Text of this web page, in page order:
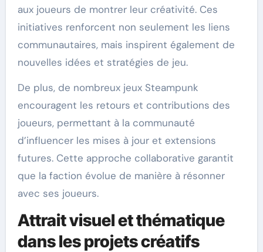
aux joueurs de montrer leur créativité. Ces
initiatives renforcent non seulement les liens
communautaires, mais inspirent également de
nouvelles idées et stratégies de jeu.
De plus, de nombreux jeux Steampunk
encouragent les retours et contributions des
joueurs, permettant à la communauté
d’influencer les mises à jour et extensions
futures. Cette approche collaborative garantit
que la faction évolue de manière à résonner
avec ses joueurs.
Attrait visuel et thématique
dans les projets créatifs